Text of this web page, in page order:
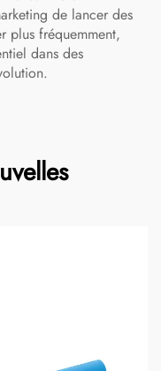
de lancer des
plus fréquemment,
dans des